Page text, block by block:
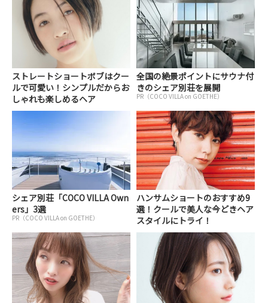
ストレートショートボブはクー
ルで可愛い！シンプルだからお
しゃれも楽しめるヘア
全国の絶景ポイントにサウナ付
きのシェア別荘を展開
PR（COCO VILLA on GOETHE）
シェア別荘「COCO VILLA Own
ers」3選
PR（COCO VILLA on GOETHE）
ハンサムショートのおすすめ9
選！クールで美人な今どきヘア
スタイルにトライ！